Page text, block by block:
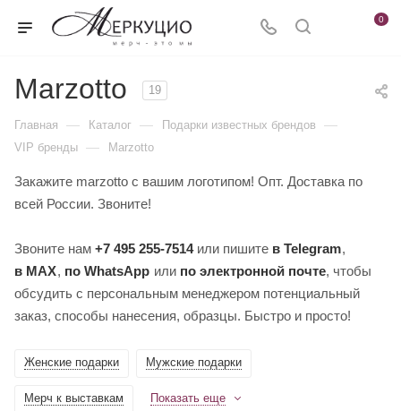
0
Marzotto 19
Главная — Каталог — Подарки известных брендов —
VIP бренды — Marzotto
Закажите marzotto с вашим логотипом! Опт. Доставка по
всей России. Звоните!
Звоните нам +7 495 255-7514или пишите в Telegram,
в MAX, по WhatsApp или по электронной почте, чтобы
обсудить с персональным менеджером потенциальный
заказ, способы нанесения, образцы. Быстро и просто!
Женские подарки Мужские подарки
Мерч к выставкам Показать еще